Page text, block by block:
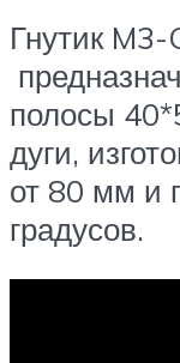
Гнутик
полосы
дуги,
от 80 мм и
градусов.